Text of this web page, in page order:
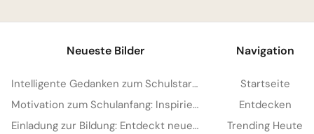
Neueste Bilder
Intelligente Gedanken zum Schulstart – dein Motivations-Kick für Instagram
Motivation zum Schulanfang: Inspirierende Botschaften für Pinterest
Einladung zur Bildung: Entdeckt neue Welten mit diesem Bild für Instagram!
Navigation
Startseite
Entdecken
Trending Heute